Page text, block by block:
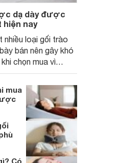
dạ dày được
hiện nay
loại gối trào
bán nên gây khó
chọn mua vì
phẩm tốt. Dưới đây
ngược dạ dày
nhiều nhất hiện
bạn có thể tham
mua
Có